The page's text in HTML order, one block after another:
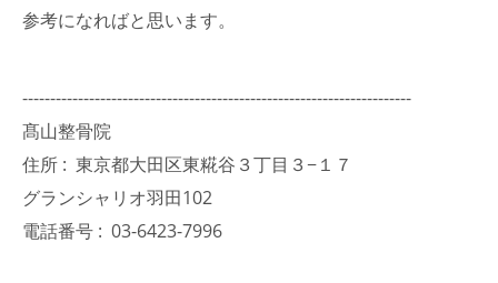
参考になればと思います。
----------------------------------------------------------------------
髙山整骨院
住所 : 東京都大田区東糀谷３丁目３−１７
グランシャリオ羽田102
電話番号 : 03-6423-7996